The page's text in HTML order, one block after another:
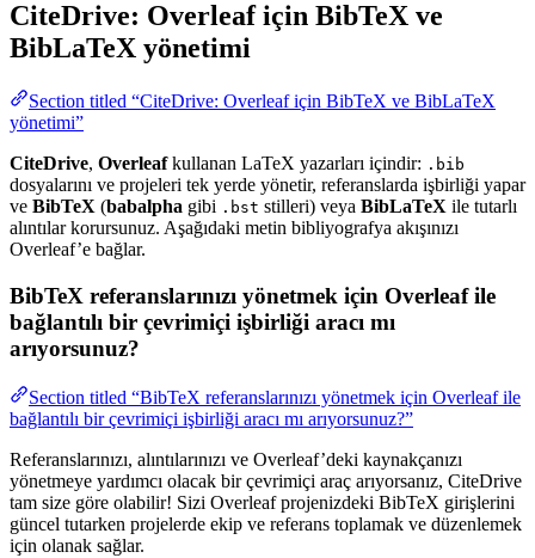
CiteDrive: Overleaf için BibTeX ve
BibLaTeX yönetimi
Section titled “CiteDrive: Overleaf için BibTeX ve BibLaTeX
yönetimi”
CiteDrive, Overleafkullanan LaTeX yazarları içindir: .bib
dosyalarını ve projeleri tek yerde yönetir, referanslarda işbirliği yapar
ve BibTeX (babalpha gibi .bst stilleri) veya BibLaTeX ile tutarlı
alıntılar korursunuz. Aşağıdaki metin bibliyografya akışınızı
Overleaf’e bağlar.
BibTeX referanslarınızı yönetmek için Overleaf ile
bağlantılı bir çevrimiçi işbirliği aracı mı
arıyorsunuz?
Section titled “BibTeX referanslarınızı yönetmek için Overleaf ile
bağlantılı bir çevrimiçi işbirliği aracı mı arıyorsunuz?”
Referanslarınızı, alıntılarınızı ve Overleaf’deki kaynakçanızı
yönetmeye yardımcı olacak bir çevrimiçi araç arıyorsanız, CiteDrive
tam size göre olabilir! Sizi Overleaf projenizdeki BibTeX girişlerini
güncel tutarken projelerde ekip ve referans toplamak ve düzenlemek
için olanak sağlar.